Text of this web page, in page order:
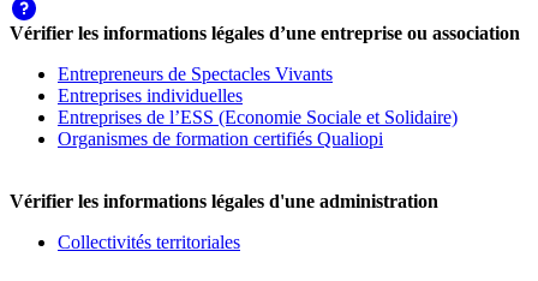
Vérifier les informations légales d’une entreprise ou association
Entrepreneurs de Spectacles Vivants
Entreprises individuelles
Entreprises de l’ESS (Economie Sociale et Solidaire)
Organismes de formation certifiés Qualiopi
Vérifier les informations légales d'une administration
Collectivités territoriales